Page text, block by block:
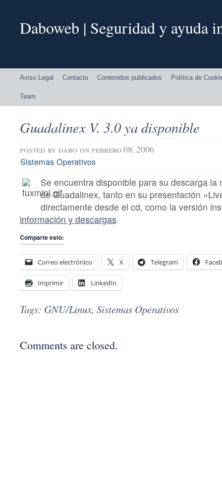
Daboweb | Seguridad y ayuda
Aviso Legal Contacto Contenidos publicados Política de
Team
Guadalinex V. 3.0 ya disponible
posted by dabo on febrero 08, 2006
Sistemas Operativos
Se encuentra disponible para su descarga la
de Guadalinex, tanto en su presentación
directamente desde el cd, como la versión
información y descargas
Comparte esto:
Correo electrónico X Telegram
Imprimir LinkedIn
Tags: GNU/Linux, Sistemas Operativos
Comments are closed.